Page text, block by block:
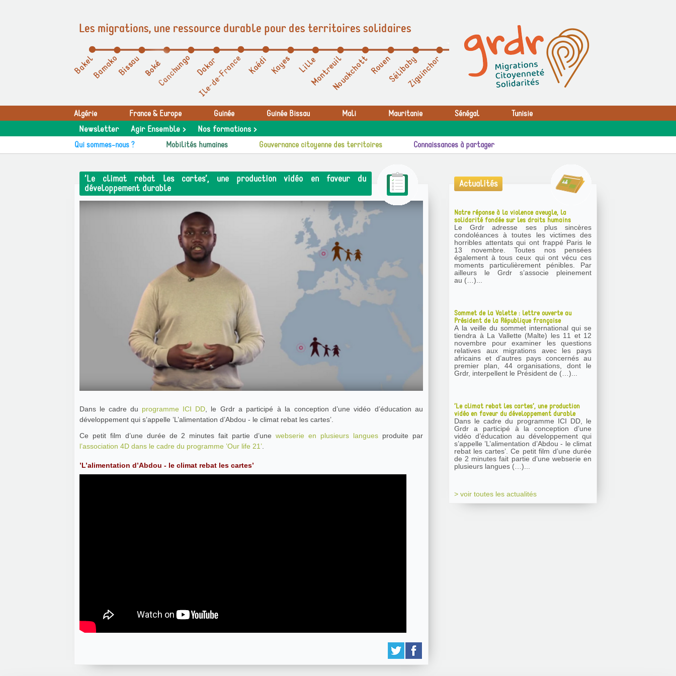
Les migrations, une ressource durable pour des territoires solidaires
Algérie France & Europe Guinée Guinée Bissau Mali Mauritanie Sénégal Tunisie
Newsletter Agir Ensemble > Nos formations >
Qui sommes-nous ? Mobilités humaines Gouvernance citoyenne des territoires Connaissances à partager
’Le climat rebat les cartes’, une production vidéo en faveur du
développement durable
Dans le cadre du programme ICI DD , le Grdr a participé à la conception d’une vidéo d’éducation au
développement qui s’appelle ’L’alimentation d’Abdou - le climat rebat les cartes’.
Ce petit film d’une durée de 2 minutes fait partie d’une webserie en plusieurs langues produite par
l’association 4D dans le cadre du programme ’Our life 21’
’L’alimentation d’Abdou - le climat rebat les cartes’
Actualités
Notre réponse à la violence aveugle, la
solidarité fondée sur les droits humains
Le Grdr adresse ses plus sincères
condoléances à toutes les victimes des
horribles attentats qui ont frappé Paris le
13 novembre. Toutes nos pensées
également à tous ceux qui ont vécu ces
moments particulièrement pénibles. Par
ailleurs le Grdr s’associe pleinement
au (…)...
Sommet de la Valette : lettre ouverte au
Président de la République française
A la veille du sommet international qui se
tiendra à La Vallette (Malte) les 11 et 12
novembre pour examiner les questions
relatives aux migrations avec les pays
africains et d’autres pays concernés au
premier plan, 44 organisations, dont le
Grdr, interpellent le Président de (…)...
’Le climat rebat les cartes’, une production
vidéo en faveur du développement durable
Dans le cadre du programme ICI DD, le
Grdr a participé à la conception d’une
vidéo d’éducation au développement qui
s’appelle ’L’alimentation d’Abdou - le climat
rebat les cartes’. Ce petit film d’une durée
de 2 minutes fait partie d’une webserie en
plusieurs langues (…)...
> voir toutes les actualités